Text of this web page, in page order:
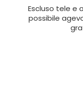
Escluso tele e
possibile